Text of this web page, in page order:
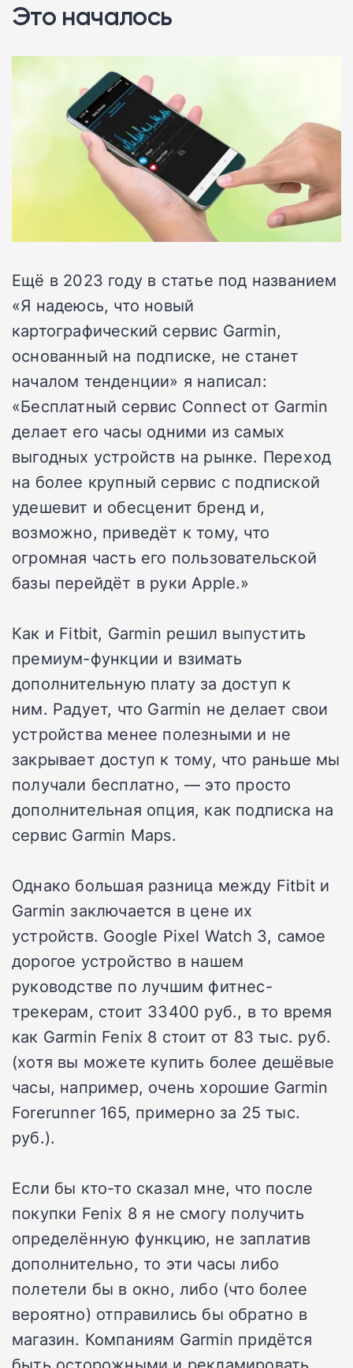
Это началось
Ещё в 2023 году в статье под названием
«Я надеюсь, что новый
картографический сервис Garmin,
основанный на подписке, не станет
началом тенденции» я написал:
«Бесплатный сервис Connect от Garmin
делает его часы одними из самых
выгодных устройств на рынке. Переход
на более крупный сервис с подпиской
удешевит и обесценит бренд и,
возможно, приведёт к тому, что
огромная часть его пользовательской
базы перейдёт в руки Apple.»
Как и Fitbit, Garmin решил выпустить
премиум-функции и взимать
дополнительную плату за доступ к
ним. Радует, что Garmin не делает свои
устройства менее полезными и не
закрывает доступ к тому, что раньше мы
получали бесплатно, — это просто
дополнительная опция, как подписка на
сервис Garmin Maps.
Однако большая разница между Fitbit и
Garmin заключается в цене их
устройств. Google Pixel Watch 3, самое
дорогое устройство в нашем
руководстве по лучшим фитнес-
трекерам, стоит 33400 руб., в то время
как Garmin Fenix 8 стоит от 83 тыс. руб.
(хотя вы можете купить более дешёвые
часы, например, очень хорошие Garmin
Forerunner 165, примерно за 25 тыс.
руб.).
Если бы кто-то сказал мне, что после
покупки Fenix 8 я не смогу получить
определённую функцию, не заплатив
дополнительно, то эти часы либо
полетели бы в окно, либо (что более
вероятно) отправились бы обратно в
магазин. Компаниям Garmin придётся